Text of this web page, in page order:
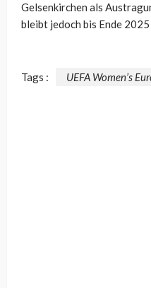
Gelsenkirchen als
bleibt jedoch bis Ende
Tags : UEFA Women’s